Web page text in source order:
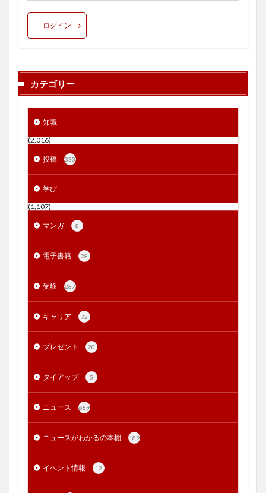
ログイン
カテゴリー
知識
(2,016)
投稿 333
学び
(1,107)
マンガ 8
電子書籍 28
受験 287
キャリア 72
プレゼント 20
タイアップ 5
ニュース 689
ニュースがわかるの本棚 189
イベント情報 12